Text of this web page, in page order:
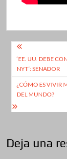
de
entradas
‘EE. UU. DEBE
NYT’: SENADOR
¿CÓMO ES VIVIR
DEL MUNDO?
Deja una